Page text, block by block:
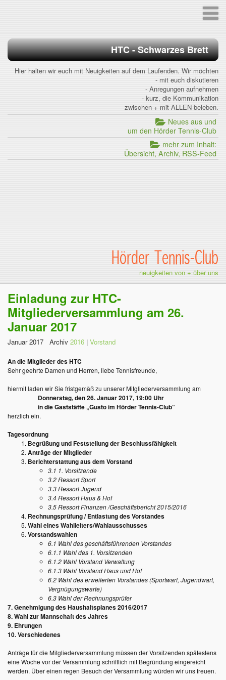
HTC - Schwarzes Brett
Hier halten wir euch mit Neuigkeiten auf dem Laufenden. Wir möchten
- mit euch diskutieren
- Anregungen aufnehmen
- kurz, die Kommunikation
zwischen + mit ALLEN beleben.
Neues aus und
um den Hörder Tennis-Club
mehr zum Inhalt:
Übersicht, Archiv, RSS-Feed
Hörder Tennis-Club
neuigkeiten von + über uns
Einladung zur HTC-
Mitgliederversammlung am 26.
Januar 2017
Januar 2017 Archiv 2016 | Vorstand
An die Mitglieder des HTC
Sehr geehrte Damen und Herren, liebe Tennisfreunde,
hiermit laden wir Sie fristgemäß zu unserer Mitgliederversammlung am
Donnerstag, den 26. Januar 2017, 19:00 Uhr
in die Gaststätte „Gusto im Hörder Tennis-Club“
herzlich ein.
Tagesordnung
Begrüßung und Feststellung der Beschlussfähigkeit
Anträge der Mitglieder
Berichterstattung aus dem Vorstand
3.1 1. Vorsitzende
3.2 Ressort Sport
3.3 Ressort Jugend
3.4 Ressort Haus & Hof
3.5 Ressort Finanzen /Geschäftsbericht 2015/2016
Rechnungsprüfung / Entlastung des Vorstandes
Wahl eines Wahlleiters/Wahlausschusses
Vorstandswahlen
6.1 Wahl des geschäftsführenden Vorstandes
6.1.1 Wahl des 1. Vorsitzenden
6.1.2 Wahl Vorstand Verwaltung
6.1.3 Wahl Vorstand Haus und Hof
6.2 Wahl des erweiterten Vorstandes (Sportwart, Jugendwart,
Vergnügungswarte)
6.3 Wahl der Rechnungsprüfer
7. Genehmigung des Haushaltsplanes 2016/2017
8. Wahl zur Mannschaft des Jahres
9. Ehrungen
10. Verschiedenes
Anträge für die Mitgliederversammlung müssen der Vorsitzenden spätestens
eine Woche vor der Versammlung schriftlich mit Begründung eingereicht
werden. Über einen regen Besuch der Versammlung würden wir uns freuen.